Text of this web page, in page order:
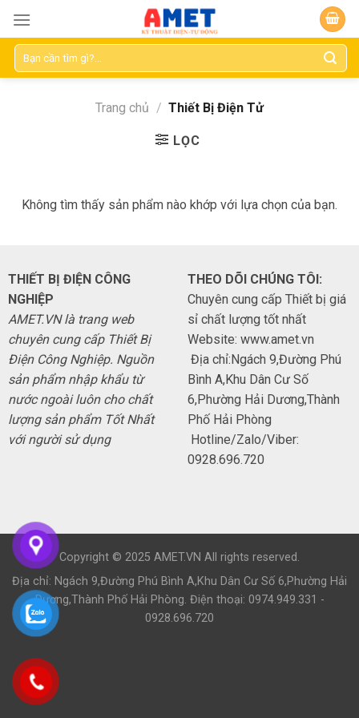
content
Tìm
kiếm:
Trang chủ / Thiết Bị Điện Tử
LỌC
Không tìm thấy sản phẩm nào khớp với lựa chọn của bạn.
THIẾT BỊ ĐIỆN CÔNG
NGHIỆP
AMET.VN là trang web
chuyên cung cấp Thiết Bị
Điện Công Nghiệp. Nguồn
sản phẩm nhập khẩu từ
nước ngoài luôn cho chất
lượng sản phẩm Tốt Nhất
với người sử dụng
THEO DÕI CHÚNG TÔI:
Chuyên cung cấp Thiết bị giá
sỉ chất lượng tốt nhất
Website: www.amet.vn
Địa chỉ:Ngách 9,Đường Phú
Bình A,Khu Dân Cư Số
6,Phường Hải Dương,Thành
Phố Hải Phòng
Hotline/Zalo/Viber:
0928.696.720
Copyright © 2025 AMET.VN All rights reserved.
Địa chỉ: Ngách 9,Đường Phú Bình A,Khu Dân Cư Số 6,Phường Hải
Dương,Thành Phố Hải Phòng. Điện thoại: 0974.949.331 -
0928.696.720